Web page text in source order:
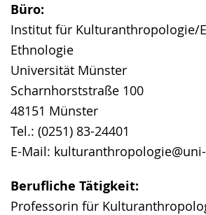
Büro:
Institut für Kulturanthropologie/
Ethnologie
Universität Münster
Scharnhorststraße 100
48151 Münster
Tel.: (0251) 83-24401
E-Mail:
Berufliche Tätigkeit:
Professorin für